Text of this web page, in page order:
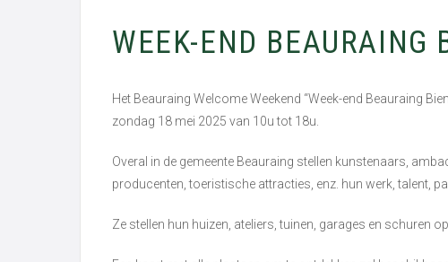
WEEK-END BEAURAING
Het Beauraing Welcome Weekend “Week-end Beauraing
zondag 18 mei 2025 van 10u tot 18u.
Overal in de gemeente Beauraing stellen kunstenaars,
producenten, toeristische attracties, enz. hun werk, talent,
Ze stellen hun huizen, ateliers, tuinen, garages en schuren